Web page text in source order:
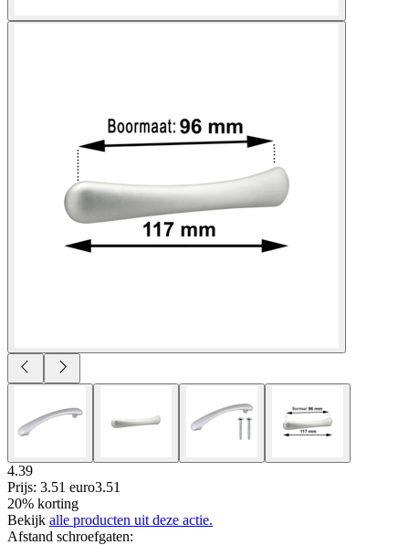
4.39
Prijs: 3.51 euro3.51
20% korting
Bekijk alle producten uit deze actie.
Afstand schroefgaten: